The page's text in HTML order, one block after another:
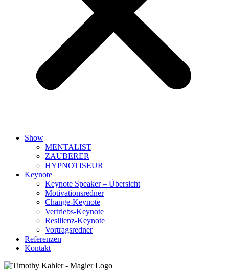
Show
MENTALIST
ZAUBERER
HYPNOTISEUR
Keynote
Keynote Speaker – Übersicht
Motivationsredner
Change-Keynote
Vertriebs-Keynote
Resilienz-Keynote
Vortragsredner
Referenzen
Kontakt